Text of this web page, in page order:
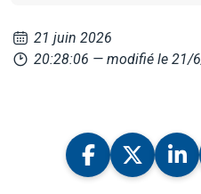
21 juin 2026
20:28:06 — modifié le 21/